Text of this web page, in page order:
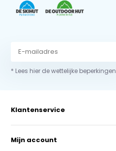
* Lees hier de wettelijke beperkingen
Klantenservice
Mijn account